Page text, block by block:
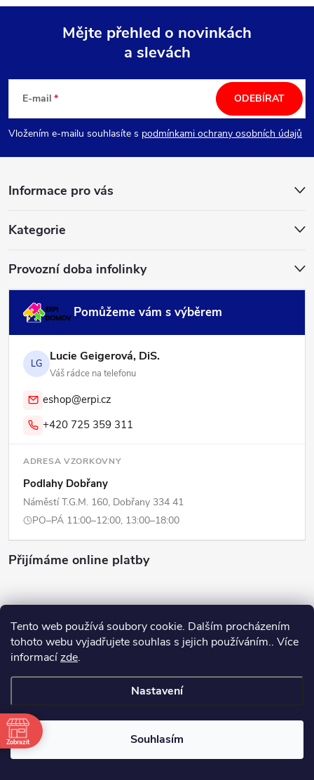
Tento web používá soubory cookie. Dalším procházením
tohoto webu vyjadřujete souhlas s jejich používáním.. Více
informacízde.
Nastavení
Souhlasím
p
a
Mějte přehled o novinkách
a slevách
E-mail
Vložením e-mailu souhlasíte s podmínkami ochrany osobních údajů
ODEBÍRAT
Informace pro vás
Kategorie
Provozní doba infolinky
Pomůžeme vám s výběrem
LG Lucie Geigerová, DiS.
Váš rádce na telefonu
eshop@erpi.cz
+420 725 359 311
ADRESA VZORKOVNY
Podlahy Dobřany
Náměstí T.G.M. 160, Dobřany 334 41
PO–PÁ 11:00–12:00, 13:00–18:00
Přijímáme online platby
Vytvořil Shoptet
Copyright 2026ERPI - Domov. Všechna práva vyhrazena.Upravit
Odstoupit od smlouvy
Zobrazit